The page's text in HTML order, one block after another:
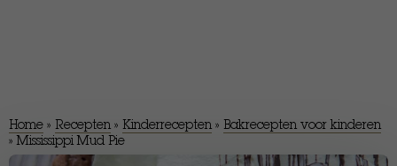
Home » Recepten » Kinderrecepten » Bakrecepten voor kinderen
» Mississippi Mud Pie